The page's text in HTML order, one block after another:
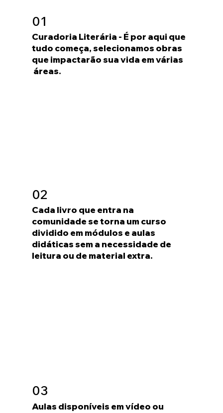
01
Curadoria Literária - É por aqui que
tudo começa, selecionamos obras
que impactarão sua vida em várias
áreas.
02
Cada livro que entra na
comunidade se torna um curso
dividido em módulos e aulas
didáticas sem a necessidade de
leitura ou de material extra.
03
Aulas disponíveis em vídeo ou
🎉 Bem-vindo ao nosso suporte!